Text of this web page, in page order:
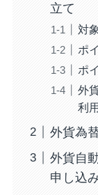
立て
対
ポ
ポ
外
利
外貨為
外貨自
申し込